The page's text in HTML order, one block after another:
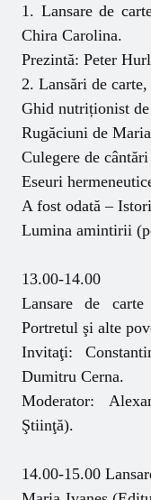
1. Lansare de
Chira Carolina.
Prezintă: Peter
2. Lansări de
Ghid nutriționist
Rugăciuni de
Culegere de
Eseuri
A fost odată –
Lumina amintirii
13.00-14.00
Lansare de
Portretul şi alte
Invitaţi:
Dumitru Cerna.
Moderator:
Ştiinţă).
14.00-15.00